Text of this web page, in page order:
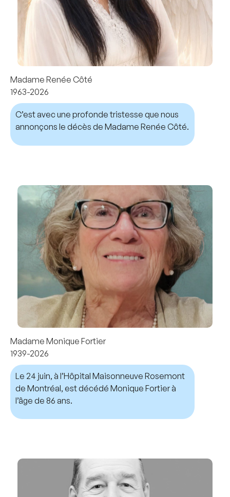
Madame Renée Côté
1963-2026
C’est avec une profonde tristesse que nous
annonçons le décès de Madame Renée Côté.
Madame Monique Fortier
1939-2026
Le 24 juin, à l’Hôpital Maisonneuve Rosemont
de Montréal, est décédé Monique Fortier à
l’âge de 86 ans.